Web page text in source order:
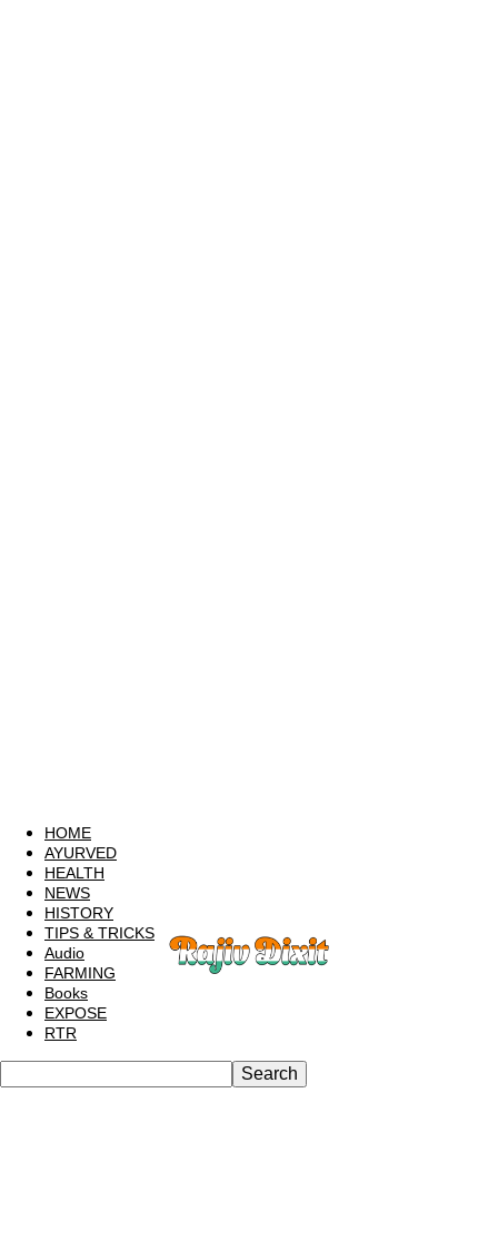
HOME
AYURVED
HEALTH
NEWS
HISTORY
TIPS & TRICKS
Audio
FARMING
Books
EXPOSE
RTR